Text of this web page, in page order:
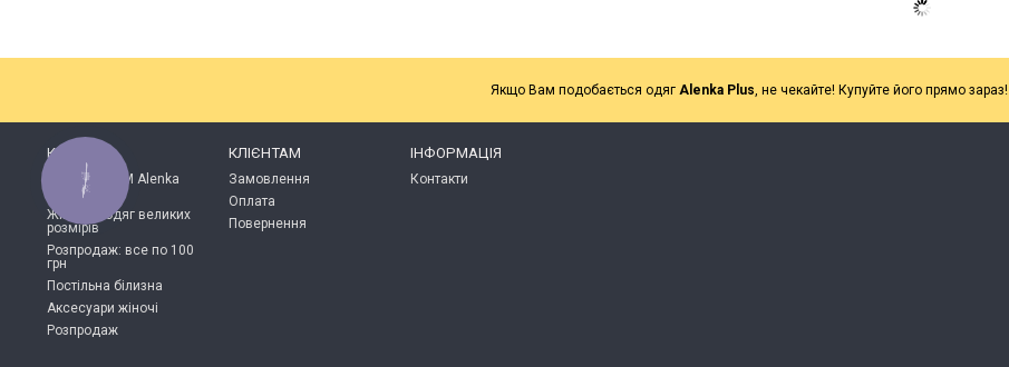
Якщо Вам подобається одяг Alenka Plus, не чекайте! Купуйте його прямо зараз!
КАТАЛОГ
Продукція ТМ Alenka
Жіночий одяг великих
розмірів
Розпродаж: все по 100
грн
Постільна білизна
Аксесуари жіночі
Розпродаж
КЛІЄНТАМ
Замовлення
Оплата
Повернення
ІНФОРМАЦІЯ
Контакти
КНОПКА
ЗВ'ЯЗКУ